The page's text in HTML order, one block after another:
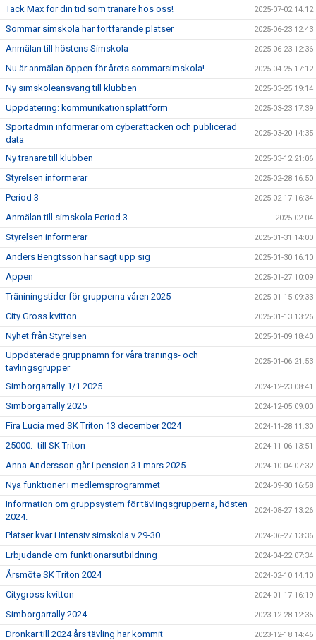
Tack Max för din tid som tränare hos oss! 2025-07-02 14:12
Sommar simskola har fortfarande platser 2025-06-23 12:43
Anmälan till höstens Simskola 2025-06-23 12:36
Nu är anmälan öppen för årets sommarsimskola! 2025-04-25 17:12
Ny simskoleansvarig till klubben 2025-03-25 19:14
Uppdatering: kommunikationsplattform 2025-03-23 17:39
Sportadmin informerar om cyberattacken och publicerad
data
2025-03-20 14:35
Ny tränare till klubben 2025-03-12 21:06
Styrelsen informerar 2025-02-28 16:50
Period 3 2025-02-17 16:34
Anmälan till simskola Period 3 2025-02-04
Styrelsen informerar 2025-01-31 14:00
Anders Bengtsson har sagt upp sig 2025-01-30 16:10
Appen 2025-01-27 10:09
Träniningstider för grupperna våren 2025 2025-01-15 09:33
City Gross kvitton 2025-01-13 13:26
Nyhet från Styrelsen 2025-01-09 18:40
Uppdaterade gruppnamn för våra tränings- och
tävlingsgrupper
2025-01-06 21:53
Simborgarrally 1/1 2025 2024-12-23 08:41
Simborgarrally 2025 2024-12-05 09:00
Fira Lucia med SK Triton 13 december 2024 2024-11-28 11:30
25000:- till SK Triton 2024-11-06 13:51
Anna Andersson går i pension 31 mars 2025 2024-10-04 07:32
Nya funktioner i medlemsprogrammet 2024-09-30 16:58
Information om gruppsystem för tävlingsgrupperna, hösten
2024.
2024-08-27 13:26
Platser kvar i Intensiv simskola v 29-30 2024-06-27 13:36
Erbjudande om funktionärsutbildning 2024-04-22 07:34
Årsmöte SK Triton 2024 2024-02-10 14:10
Citygross kvitton 2024-01-17 16:19
Simborgarrally 2024 2023-12-28 12:35
Dronkar till 2024 års tävling har kommit 2023-12-18 14:46